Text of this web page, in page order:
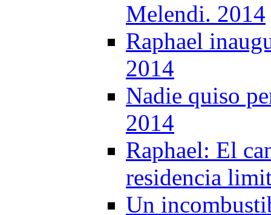
Melendi. 2014
Raphael
2014
Nadie quiso
2014
Raphael: El
residencia
Un